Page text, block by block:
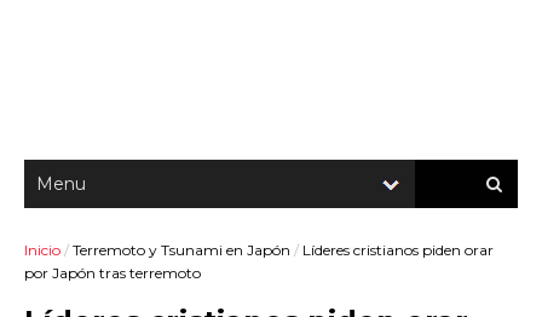
Inicio / Terremoto y Tsunami en Japón / Líderes cristianos piden orar
por Japón tras terremoto